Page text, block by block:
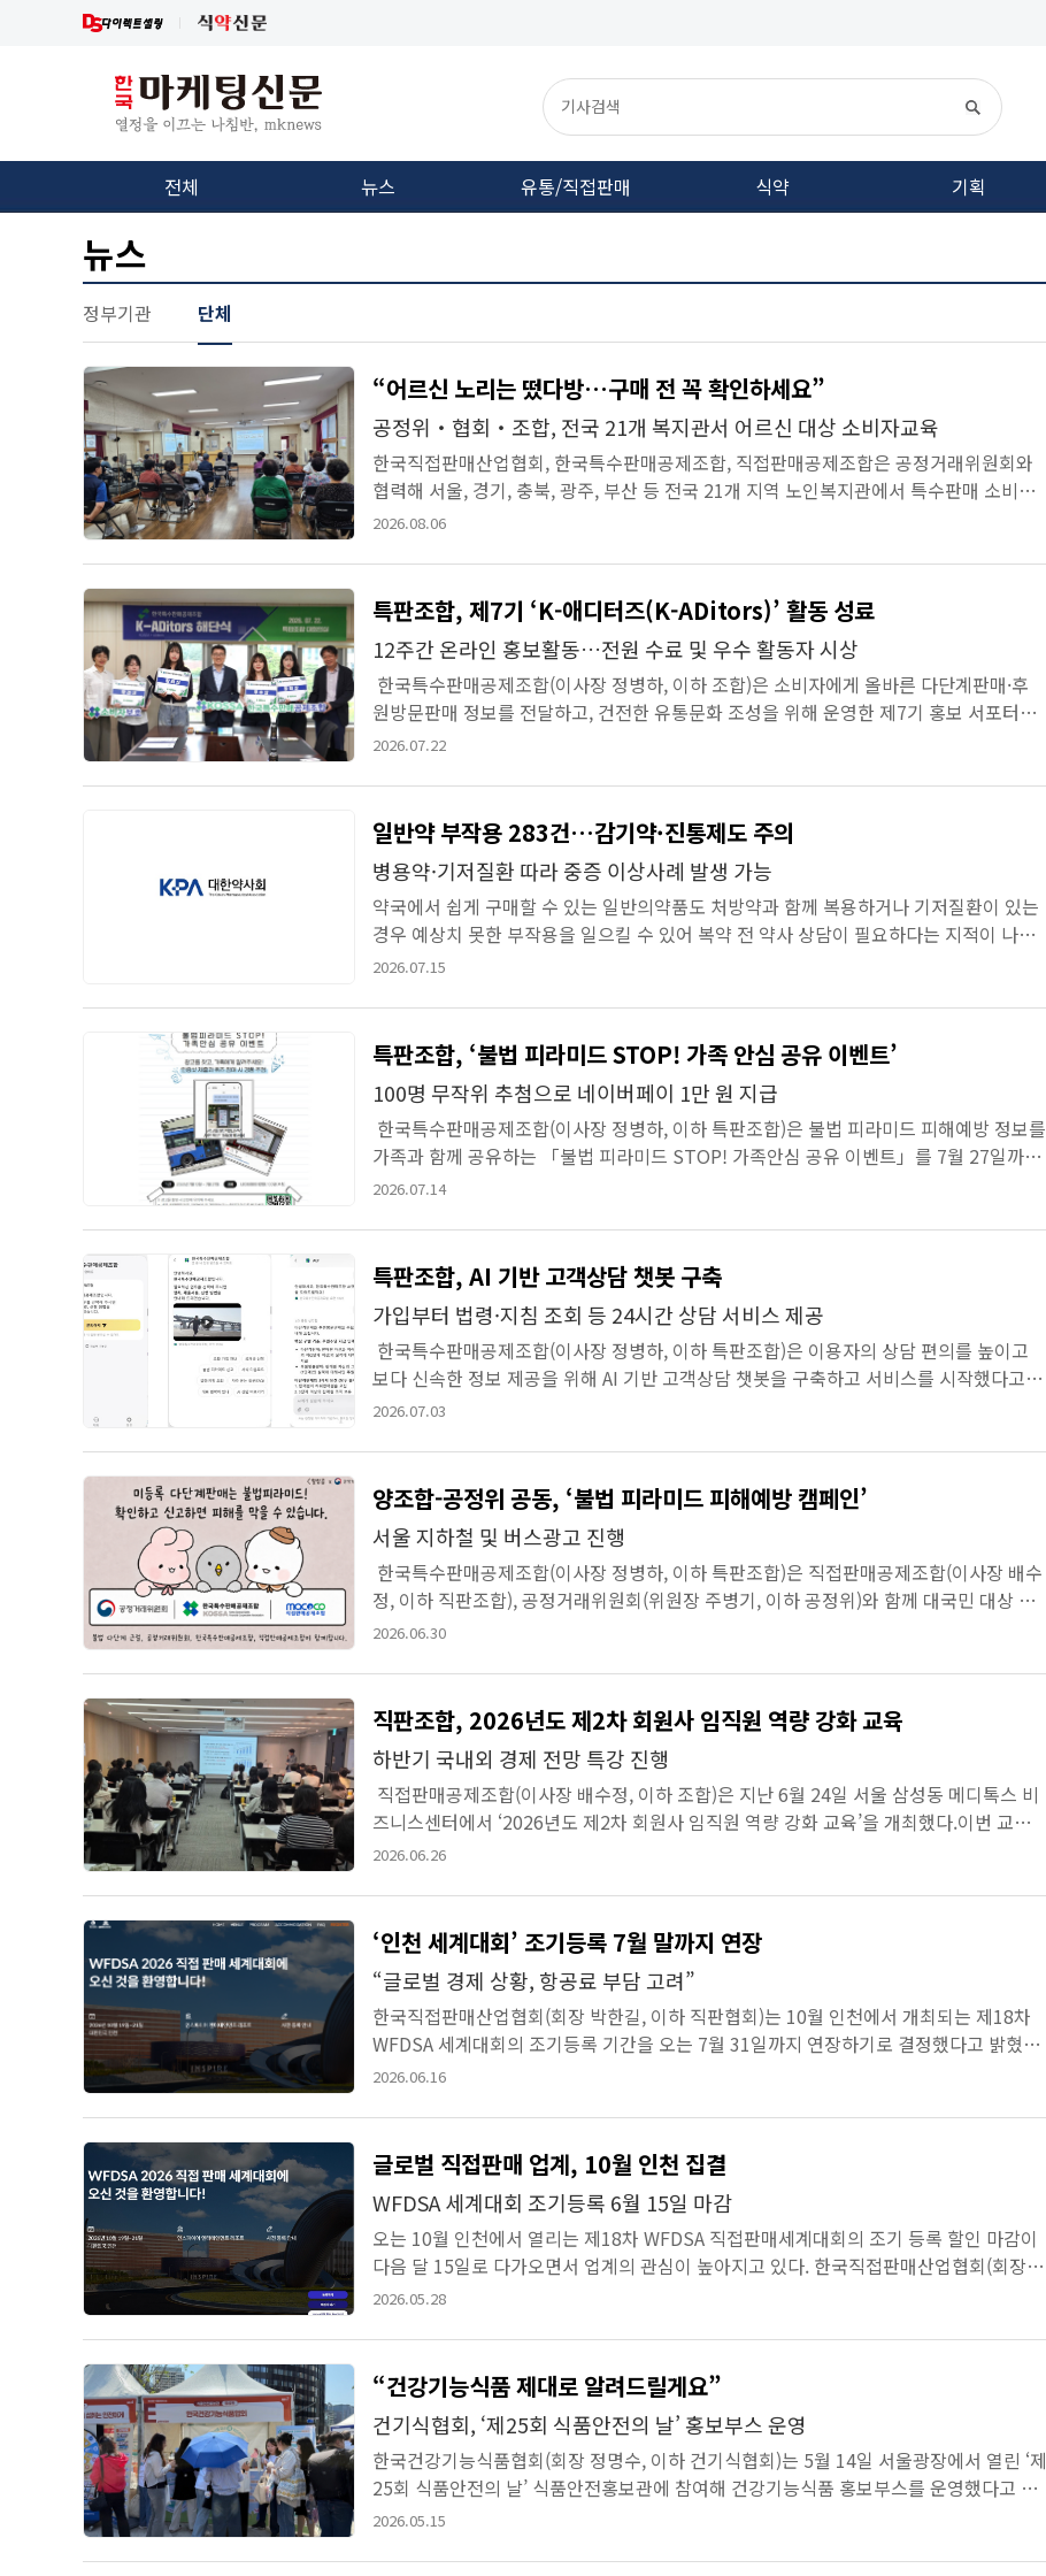
전체 뉴스 유통/직접판매 식약 기획
뉴스
정부기관 단체
“어르신 노리는 떴다방…구매 전 꼭 확인하세요”
공정위‧협회‧조합, 전국 21개 복지관서 어르신 대상 소비자교육
한국직접판매산업협회, 한국특수판매공제조합, 직접판매공제조합은 공정거래위원회와
협력해 서울, 경기, 충북, 광주, 부산 등 전국 21개 지역 노인복지관에서 특수판매 소비자
피해예방교육을 실시했다고 8월 6일 밝...
2026.08.06
특판조합, 제7기 ‘K-애디터즈(K-ADitors)’ 활동 성료
12주간 온라인 홍보활동…전원 수료 및 우수 활동자 시상
한국특수판매공제조합(이사장 정병하, 이하 조합)은 소비자에게 올바른 다단계판매·후
원방문판매 정보를 전달하고, 건전한 유통문화 조성을 위해 운영한 제7기 홍보 서포터즈
‘K-애디터즈(K-ADitors)’ 활동을 ...
2026.07.22
일반약 부작용 283건…감기약·진통제도 주의
병용약·기저질환 따라 중증 이상사례 발생 가능
약국에서 쉽게 구매할 수 있는 일반의약품도 처방약과 함께 복용하거나 기저질환이 있는
경우 예상치 못한 부작용을 일으킬 수 있어 복약 전 약사 상담이 필요하다는 지적이 나왔
다. 대한약사회 환자안전약물관...
2026.07.15
특판조합, ‘불법 피라미드 STOP! 가족 안심 공유 이벤트’
100명 무작위 추첨으로 네이버페이 1만 원 지급
한국특수판매공제조합(이사장 정병하, 이하 특판조합)은 불법 피라미드 피해예방 정보를
가족과 함께 공유하는 「불법 피라미드 STOP! 가족안심 공유 이벤트」를 7월 27일까지
진행한다.참여자는 삼성역·선릉역...
2026.07.14
특판조합, AI 기반 고객상담 챗봇 구축
가입부터 법령·지침 조회 등 24시간 상담 서비스 제공
한국특수판매공제조합(이사장 정병하, 이하 특판조합)은 이용자의 상담 편의를 높이고
보다 신속한 정보 제공을 위해 AI 기반 고객상담 챗봇을 구축하고 서비스를 시작했다고 7
월 3일 밝혔다.이번에 구축한 챗...
2026.07.03
양조합-공정위 공동, ‘불법 피라미드 피해예방 캠페인’
서울 지하철 및 버스광고 진행
한국특수판매공제조합(이사장 정병하, 이하 특판조합)은 직접판매공제조합(이사장 배수
정, 이하 직판조합), 공정거래위원회(위원장 주병기, 이하 공정위)와 함께 대국민 대상 불
법 피라미드 피해예방 캠페인을 ...
2026.06.30
직판조합, 2026년도 제2차 회원사 임직원 역량 강화 교육
하반기 국내외 경제 전망 특강 진행
직접판매공제조합(이사장 배수정, 이하 조합)은 지난 6월 24일 서울 삼성동 메디톡스 비
즈니스센터에서 ‘2026년도 제2차 회원사 임직원 역량 강화 교육’을 개최했다.이번 교육
은 회원사 임직원의 전문성 제고와...
2026.06.26
‘인천 세계대회’ 조기등록 7월 말까지 연장
“글로벌 경제 상황, 항공료 부담 고려”
한국직접판매산업협회(회장 박한길, 이하 직판협회)는 10월 인천에서 개최되는 제18차
WFDSA 세계대회의 조기등록 기간을 오는 7월 31일까지 연장하기로 결정했다고 밝혔다.
직판협회는 “최근 글로벌 경제 상황과...
2026.06.16
글로벌 직접판매 업계, 10월 인천 집결
WFDSA 세계대회 조기등록 6월 15일 마감
오는 10월 인천에서 열리는 제18차 WFDSA 직접판매세계대회의 조기 등록 할인 마감이
다음 달 15일로 다가오면서 업계의 관심이 높아지고 있다. 한국직접판매산업협회(회장
박한길, 이하 직판협회)는 세계대회 ...
2026.05.28
“건강기능식품 제대로 알려드릴게요”
건기식협회, ‘제25회 식품안전의 날’ 홍보부스 운영
한국건강기능식품협회(회장 정명수, 이하 건기식협회)는 5월 14일 서울광장에서 열린 ‘제
25회 식품안전의 날’ 식품안전홍보관에 참여해 건강기능식품 홍보부스를 운영했다고 밝
혔다.식품의약품안전처가 주최한 이번 ...
2026.05.15